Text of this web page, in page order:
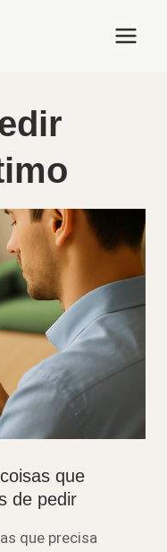
que
de pedir
que precisa